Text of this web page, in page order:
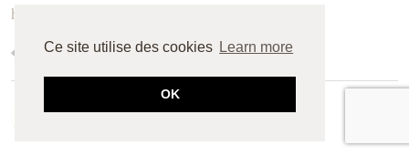
Ce site utilise des cookies Learn more
OK
http://www.chouquettes-mascara.com
RÉPONDRE